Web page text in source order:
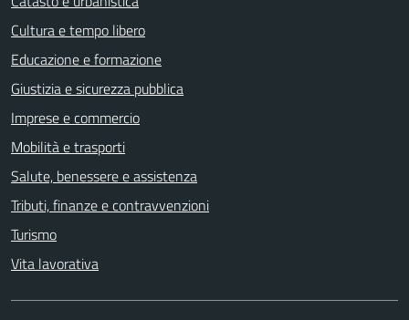
Cultura e tempo libero
Educazione e formazione
Giustizia e sicurezza pubblica
Imprese e commercio
Mobilità e trasporti
Salute, benessere e assistenza
Tributi, finanze e contravvenzioni
Turismo
Vita lavorativa